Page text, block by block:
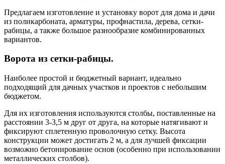
Предлагаем изготовление и установку ворот для дома и дачи
из поликарбоната, арматуры, профнастила, дерева, сетки-
рабицы, а также большое разнообразие комбинированных
вариантов.
Ворота из сетки-рабицы.
Наиболее простой и бюджетный вариант, идеально
подходящий для дачных участков и проектов с небольшим
бюджетом.
Для их изготовления используются столбы, поставленные на
расстоянии 3-3,5 м друг от друга, на которые натягивают и
фиксируют сплетенную проволочную сетку. Высота
конструкции может достигать 2 м, а для лучшей фиксации
возможно бетонирование основ (особенно при использовании
металлических столбов).